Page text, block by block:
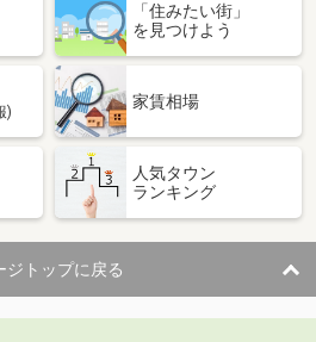
5.20万円
鳥取県鳥取市安長
33.39m²
ワンルーム
万
鳥取県東伯郡琴浦町大字徳万
45.39m²
2DK
「住みたい街」
を見つけよう
)
家賃相場
人気タウン
ランキング
ジトップに戻る